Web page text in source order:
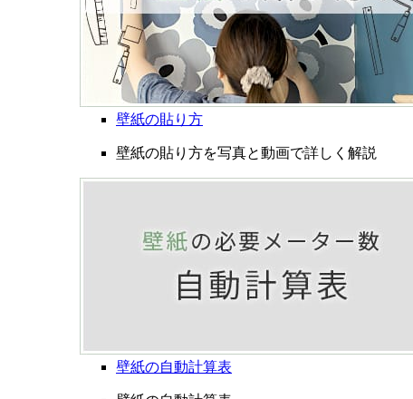
壁紙の貼り方
壁紙の貼り方を写真と動画で詳しく解説
壁紙の自動計算表